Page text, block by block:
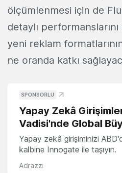
ölçümlenmesi için de
detaylı
yeni reklam
ne oranda katkı
SPONSORLU
Yapay Zekâ
Vadisi'nde Global
Yapay zekâ girişiminizi
kalbine Innogate ile taşıyın.
Adrazzi